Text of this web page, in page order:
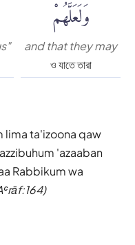
وَلَعَلَّهُمْ
and that they may
ও যাতে তারা
lima ta'izoona qaw
'azaaban
Rabbikum wa